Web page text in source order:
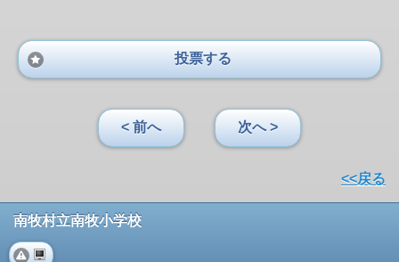
投票する
< 前へ 次へ >
<<戻る
南牧村立南牧小学校